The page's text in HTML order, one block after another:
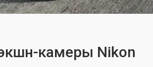
камеры Nikon